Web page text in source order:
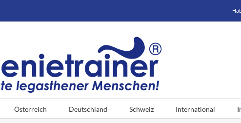
Österreich Deutschland Schweiz International